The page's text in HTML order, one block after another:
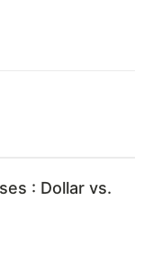
: Dollar vs.